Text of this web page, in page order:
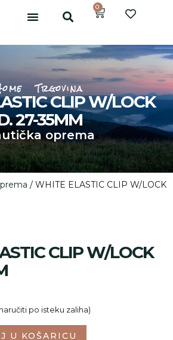
0
Trgovina
CLIP W/LOCK
27-35MM
oprema
/ WHITE ELASTIC CLIP W/LOCK
CLIP W/LOCK
po isteku zaliha)
U KOŠARICU